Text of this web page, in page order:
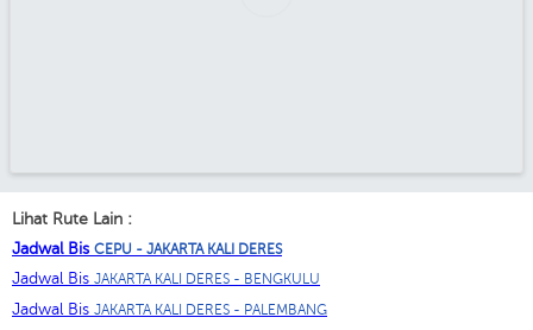
Lihat Rute Lain :
Jadwal Bis CEPU - JAKARTA KALI DERES
Jadwal Bis JAKARTA KALI DERES - BENGKULU
Jadwal Bis JAKARTA KALI DERES - PALEMBANG